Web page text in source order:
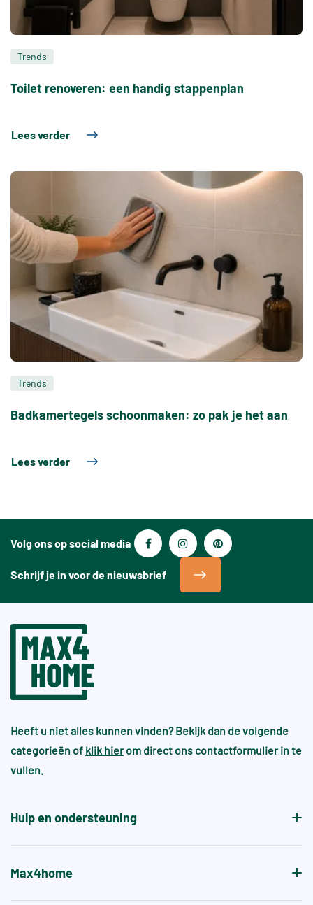
Trends
Toilet renoveren: een handig stappenplan
Lees verder
Trends
Badkamertegels schoonmaken: zo pak je het aan
Lees verder
Volg ons op social media
Schrijf je in voor de nieuwsbrief
Heeft u niet alles kunnen vinden? Bekijk dan de volgende
categorieën of klik hier om direct ons contactformulier in te
vullen.
Hulp en ondersteuning
Max4home